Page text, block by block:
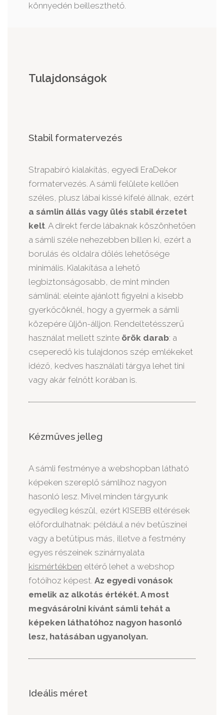
könnyedén beilleszthető.
Tulajdonságok
Stabil formatervezés
Strapabíró kialakítás, egyedi EraDekor
formatervezés. A sámli felülete kellően
széles, plusz lábai kissé kifelé állnak, ezért
a sámlin állás vagy ülés stabil érzetet
kelt. A direkt ferde lábaknak köszönhetően
a sámli széle nehezebben billen ki, ezért a
borulás és oldalra dőlés lehetősége
minimális. Kialakítása a lehető
legbiztonságosabb, de mint minden
sámlinál: eleinte ajánlott figyelni a kisebb
gyerkőcöknél, hogy a gyermek a sámli
közepére üljön-álljon. Rendeltetésszerű
használat mellett szinte örök darab: a
cseperedő kis tulajdonos szép emlékeket
idéző, kedves használati tárgya lehet tini
vagy akár felnőtt korában is.
Kézműves jelleg
A sámli festménye a webshopban látható
képeken szereplő sámlihoz nagyon
hasonló lesz. Mivel minden tárgyunk
egyedileg készül, ezért KISEBB eltérések
előfordulhatnak: például a név betűszínei
vagy a betűtípus más, illetve a festmény
egyes részeinek színárnyalata
kismértékben eltérő lehet a webshop
fotóihoz képest. Az egyedi vonások
emelik az alkotás értékét. A most
megvásárolni kívánt sámli tehát a
képeken láthatóhoz nagyon hasonló
lesz, hatásában ugyanolyan.
Ideális méret